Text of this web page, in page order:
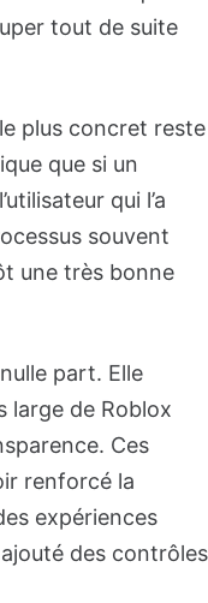
tout de suite
plus concret reste
que si un
qui l’a
souvent
une très bonne
part. Elle
large de Roblox
Ces
renforcé la
expériences
des contrôles